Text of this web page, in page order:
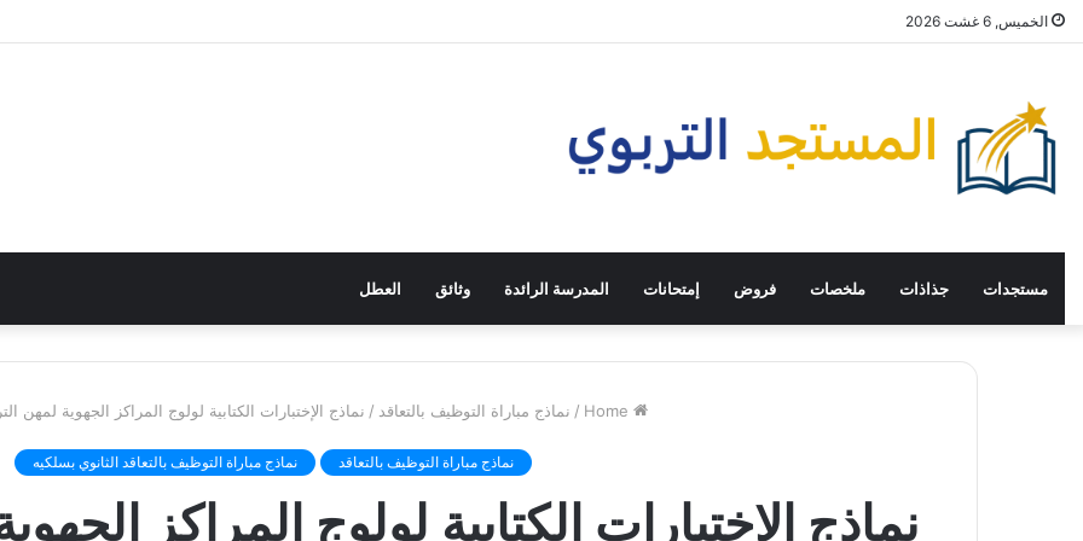
الخميس, 6 غشت 2026
مستجدات جذاذات ملخصات فروض إمتحانات المدرسة الرائدة وثائق العطل
/ نماذج مباراة التوظيف بالتعاقد / نماذج الإختبارات الكتابية لولوج المراكز الجهوية لمهن
نماذج مباراة التوظيف بالتعاقد نماذج مباراة التوظيف بالتعاقد الثانوي بسلكيه
نماذج الإختبارات الكتابية لولوج المراكز